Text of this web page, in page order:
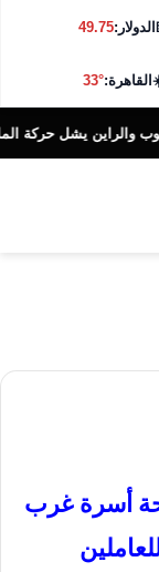
الدولار:49.75
القاهرة:33°
الملاحة فى 10 دول..
أسرة غرب